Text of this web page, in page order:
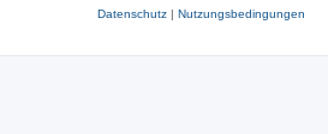
Datenschutz| Nutzungsbedingungen